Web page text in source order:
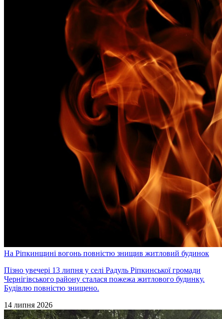
На Ріпкинщині вогонь повністю знищив житловий будинок
Пізно увечері 13 липня у селі Радуль Ріпкинської громади
Чернігівського району сталася пожежа житлового будинку.
Будівлю повністю знищено.
14 липня 2026